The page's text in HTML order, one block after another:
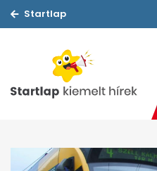
Startlap